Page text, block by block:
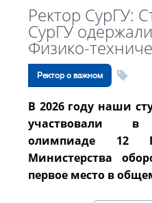
Ректор СурГУ:
СурГУ
Физико-
Ректор о важном
В 2026 году наши
участвовали в
олимпиаде 12
Министерства
первое место в